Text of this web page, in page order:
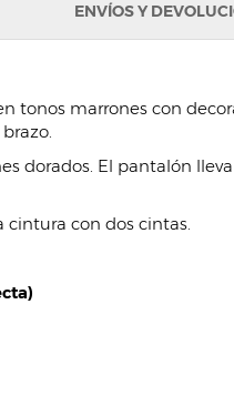
ENVÍOS Y
tonos marrones con
dorados. El pantalón
con dos cintas.